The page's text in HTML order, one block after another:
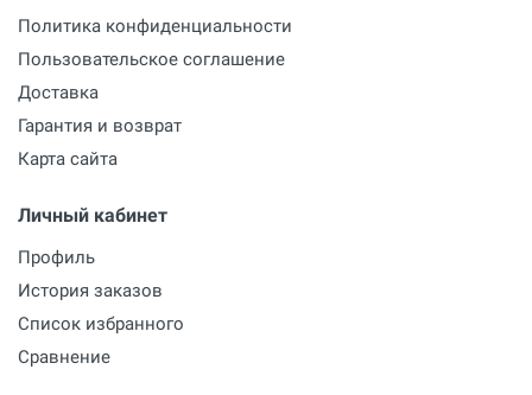
Политика конфиденциальности
Пользовательское соглашение
Доставка
Гарантия и возврат
Карта сайта
Личный кабинет
Профиль
История заказов
Список избранного
Сравнение